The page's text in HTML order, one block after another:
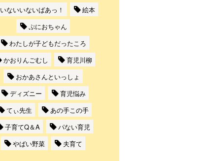
いないいないばあっ！
絵本
ぷにおちゃん
わたしが子どもだったころ
かおりんごむし
育児川柳
おかあさんといっしょ
ディズニー
育児悩み
てぃ先生
あの手この手
子育てQ＆A
パない育児
やばい野菜
夫育て